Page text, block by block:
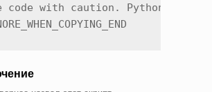
code with caution. Python